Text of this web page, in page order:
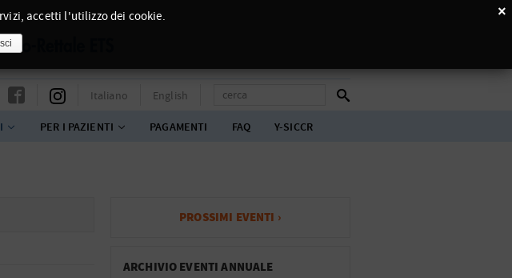
Italiano English
PER I PAZIENTI PAGAMENTI FAQ Y-SICCR
PROSSIMI EVENTI ›
ARCHIVIO EVENTI ANNUALE
×
accetti l'utilizzo dei cookie.